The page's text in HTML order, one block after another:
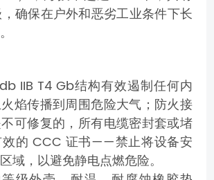
确保在户外和恶劣工业条件下长
IIB T4 Gb结构有效遏制任何内
焰传播到周围危险大气；防火接
可修复的，所有电缆密封套或堵
效的 CCC 证书——禁止将设备安
域，以避免静电点燃危险。